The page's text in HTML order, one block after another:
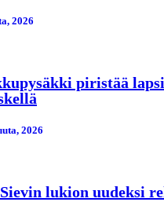
2026
piristää
2026
lukion uudeksi